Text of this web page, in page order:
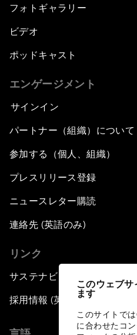
このウェブ
ます
このサイトで
に合わせたコ
フォトギャラリー
ビデオ
ポッドキャスト
エンゲージメント
サインイン
パートナー（組織）について
参加する（個人、組織）
プレスリリース登録
ニュースレター購読
連絡先 (英語のみ)
リンク
サステナビリティへの取り組
採用情報 (英語のみ)